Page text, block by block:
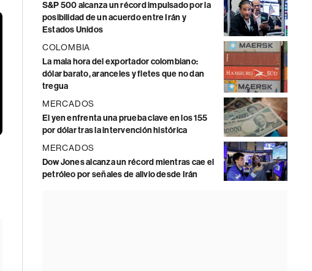
S&P 500 alcanza un récord impulsado por la
posibilidad de un acuerdo entre Irán y
Estados Unidos
COLOMBIA
La mala hora del exportador colombiano:
dólar barato, aranceles y fletes que no dan
tregua
MERCADOS
El yen enfrenta una prueba clave en los 155
por dólar tras la intervención histórica
MERCADOS
Dow Jones alcanza un récord mientras cae el
petróleo por señales de alivio desde Irán